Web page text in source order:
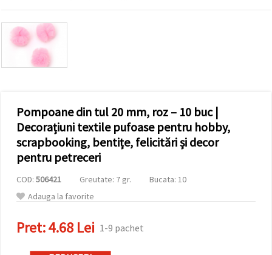
afișa
conținut și
reclame
mai
relevante,
inclusiv cu
ajutorul
marketing.
Puteți fi de
acord să
utilizați
cookie -
clic pe
"acceptati
toate!" Sau
indicați
preferințele
selectând
Pompoane din tul 20 mm, roz – 10 buc |
Decorațiuni textile pufoase pentru hobby,
scrapbooking, bentițe, felicitări și decor
pentru petreceri
COD: 506421 Greutate: 7 gr.
Bucata: 10
Adauga la favorite
Pret:4.68 Lei 1-9 pachet